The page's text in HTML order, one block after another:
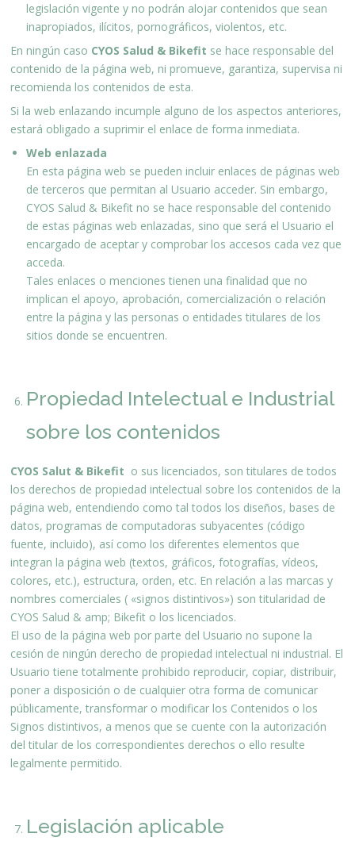
legislación vigente y no podrán alojar contenidos que sean
inapropiados, ilícitos, pornográficos, violentos, etc.
En ningún caso CYOS Salud & Bikefit se hace responsable del
contenido de la página web, ni promueve, garantiza, supervisa ni
recomienda los contenidos de esta.
Si la web enlazando incumple alguno de los aspectos anteriores,
estará obligado a suprimir el enlace de forma inmediata.
Web enlazada
En esta página web se pueden incluir enlaces de páginas web
de terceros que permitan al Usuario acceder. Sin embargo,
CYOS Salud & Bikefit no se hace responsable del contenido
de estas páginas web enlazadas, sino que será el Usuario el
encargado de aceptar y comprobar los accesos cada vez que
acceda.
Tales enlaces o menciones tienen una finalidad que no
implican el apoyo, aprobación, comercialización o relación
entre la página y las personas o entidades titulares de los
sitios donde se encuentren.
Propiedad Intelectual e Industrial
sobre los contenidos
CYOS Salut & Bikefit o sus licenciados, son titulares de todos
los derechos de propiedad intelectual sobre los contenidos de la
página web, entendiendo como tal todos los diseños, bases de
datos, programas de computadoras subyacentes (código
fuente, incluido), así como los diferentes elementos que
integran la página web (textos, gráficos, fotografías, vídeos,
colores, etc.), estructura, orden, etc. En relación a las marcas y
nombres comerciales ( «signos distintivos») son titularidad de
CYOS Salud & amp; Bikefit o los licenciados.
El uso de la página web por parte del Usuario no supone la
cesión de ningún derecho de propiedad intelectual ni industrial. El
Usuario tiene totalmente prohibido reproducir, copiar, distribuir,
poner a disposición o de cualquier otra forma de comunicar
públicamente, transformar o modificar los Contenidos o los
Signos distintivos, a menos que se cuente con la autorización
del titular de los correspondientes derechos o ello resulte
legalmente permitido.
Legislación aplicable